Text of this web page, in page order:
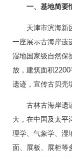
一、基地简要
天津市滨海新
一座展示古海岸遗
湿地国家级自然保
放，建筑面积
遗迹，宣传古贝壳
古林古海岸遗
大，在中国及太平
理学、气象学、湿
面、展板、展柜等